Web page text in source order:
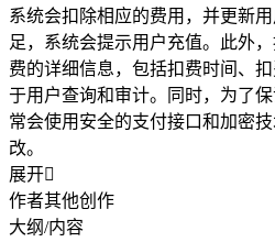
系统会扣除相应的费用，并更新
足，系统会提示用户充值。此外
费的详细信息，包括扣费时间、
于用户查询和审计。同时，为了
常会使用安全的支付接口和加密
改。
展开
作者其他创作
大纲/内容